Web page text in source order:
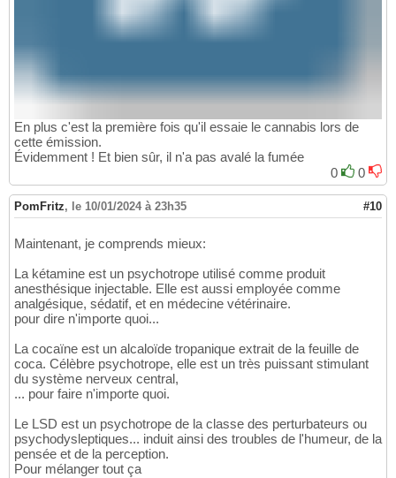
En plus c'est la première fois qu'il essaie le cannabis lors de
cette émission.
Évidemment ! Et bien sûr, il n'a pas avalé la fumée
0
0
PomFritz, le 10/01/2024 à 23h35 #10
Maintenant, je comprends mieux:
La kétamine est un psychotrope utilisé comme produit
anesthésique injectable. Elle est aussi employée comme
analgésique, sédatif, et en médecine vétérinaire.
pour dire n'importe quoi...
La cocaïne est un alcaloïde tropanique extrait de la feuille de
coca. Célèbre psychotrope, elle est un très puissant stimulant
du système nerveux central,
... pour faire n'importe quoi.
Le LSD est un psychotrope de la classe des perturbateurs ou
psychodysleptiques... induit ainsi des troubles de l'humeur, de la
pensée et de la perception.
Pour mélanger tout ça